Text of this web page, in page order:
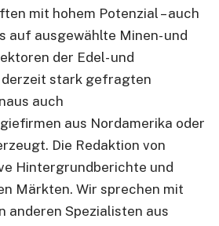
mit hohem Potenzial – auch
auf ausgewählte Minen- und
der Edel- und
derzeit stark gefragten
auch
aus Nordamerika oder
Die Redaktion von
Hintergrundberichte und
Märkten. Wir sprechen mit
anderen Spezialisten aus